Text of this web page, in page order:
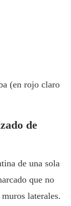
(en rojo claro
de
de una sola
que no
laterales.